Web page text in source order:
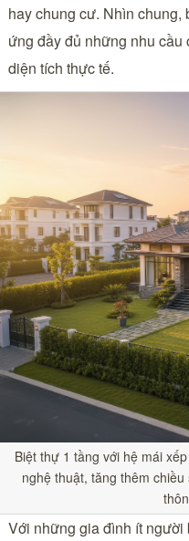
hay chung cư. Nhìn
ứng đầy đủ những nhu
diện tích thực tế.
Biệt thự 1 tầng với hệ mái
nghệ thuật, tăng thêm
Với những gia đình ít